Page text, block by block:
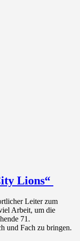
Lions“
Leiter zum
Arbeit, um die
71.
und Fach zu bringen.